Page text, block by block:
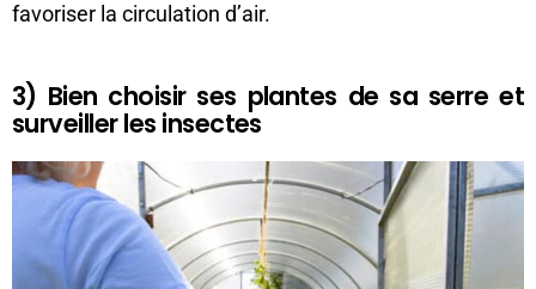
favoriser la circulation d’air.
3) Bien choisir ses plantes de sa serre et
surveiller les insectes